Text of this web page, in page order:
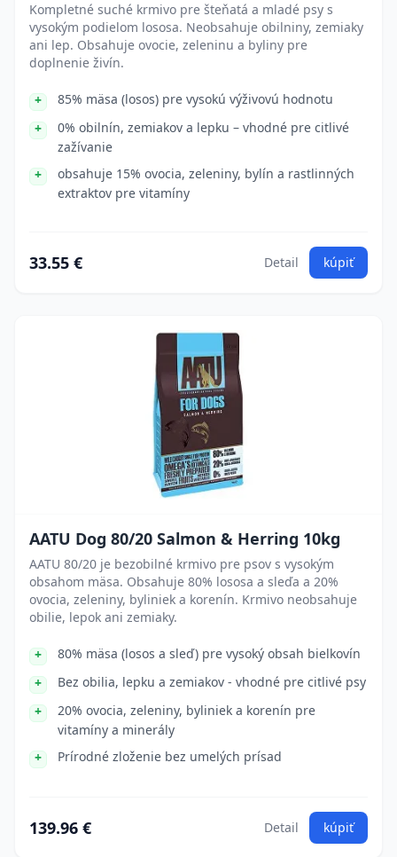
Kompletné suché krmivo pre šteňatá a mladé psy s
vysokým podielom lososa. Neobsahuje obilniny, zemiaky
ani lep. Obsahuje ovocie, zeleninu a byliny pre
doplnenie živín.
85% mäsa (losos) pre vysokú výživovú hodnotu
0% obilnín, zemiakov a lepku – vhodné pre citlivé
zažívanie
obsahuje 15% ovocia, zeleniny, bylín a rastlinných
extraktov pre vitamíny
33.55 € Detail kúpiť
AATU Dog 80/20 Salmon & Herring 10kg
AATU 80/20 je bezobilné krmivo pre psov s vysokým
obsahom mäsa. Obsahuje 80% lososa a sleďa a 20%
ovocia, zeleniny, byliniek a korenín. Krmivo neobsahuje
obilie, lepok ani zemiaky.
80% mäsa (losos a sleď) pre vysoký obsah bielkovín
Bez obilia, lepku a zemiakov - vhodné pre citlivé psy
20% ovocia, zeleniny, byliniek a korenín pre
vitamíny a minerály
Prírodné zloženie bez umelých prísad
139.96 € Detail kúpiť